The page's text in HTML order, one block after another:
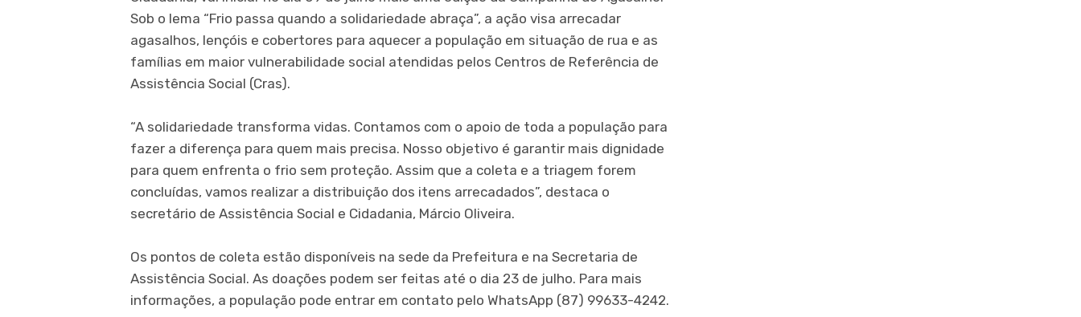
Sob o lema “Frio passa quando a solidariedade abraça”, a ação visa arrecadar
agasalhos, lençóis e cobertores para aquecer a população em situação de rua e as
famílias em maior vulnerabilidade social atendidas pelos Centros de Referência de
Assistência Social (Cras).
“A solidariedade transforma vidas. Contamos com o apoio de toda a população para
fazer a diferença para quem mais precisa. Nosso objetivo é garantir mais dignidade
para quem enfrenta o frio sem proteção. Assim que a coleta e a triagem forem
concluídas, vamos realizar a distribuição dos itens arrecadados”, destaca o
secretário de Assistência Social e Cidadania, Márcio Oliveira.
Os pontos de coleta estão disponíveis na sede da Prefeitura e na Secretaria de
Assistência Social. As doações podem ser feitas até o dia 23 de julho. Para mais
informações, a população pode entrar em contato pelo WhatsApp (87) 99633-4242.